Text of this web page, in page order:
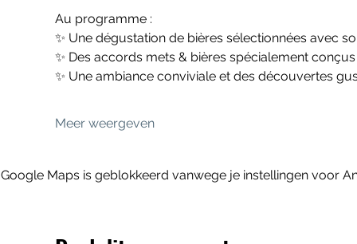
Au programme :
✨ Une dégustation de bières sélectionnées avec
✨ Des accords mets & bières spécialement
✨ Une ambiance conviviale et des découvertes
Meer weergeven
Google Maps is geblokkeerd vanwege je instellingen voor